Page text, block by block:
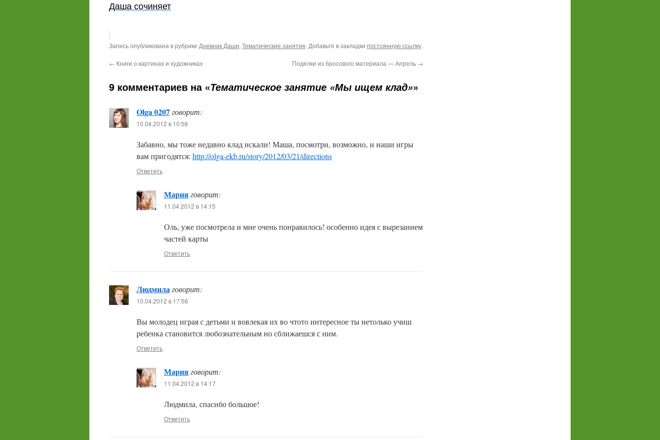
Даша сочиняет
Запись опубликована в рубрике Дневник Даши, Тематические занятия. Добавьте в закладки постоянную ссылку.
← Книги о картинах и художниках Поделки из бросового материала — Апрель →
9 комментариев на «Тематическое занятие «Мы ищем клад»»
Olga 0207говорит:
10.04.2012 в 10:56
Забавно, мы тоже недавно клад искали! Маша, посмотри, возможно, и наши игры
вам пригодятся: http://olga-ekb.ru/story/2012/03/21/directions
Ответить
Марияговорит:
11.04.2012 в 14:15
Оль, уже посмотрела и мне очень понравилось! особенно идея с вырезанием
частей карты
Ответить
Людмилаговорит:
10.04.2012 в 17:56
Вы молодец играя с детьми и вовлекая их во чтото интересное ты нетолько учиш
ребенка становится любознательным но сближаешся с ним.
Ответить
Марияговорит:
11.04.2012 в 14:17
Людмила, спасибо большое!
Ответить